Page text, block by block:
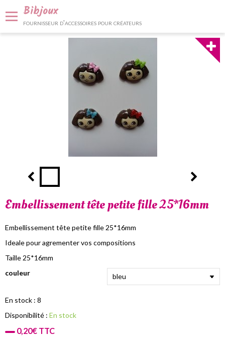
Bibjoux
fournisseur d'accessoires pour créateurs
Bijoux et décoration
Embellissement tête petite fille 25*16mm
Embellissement tête petite fille 25*16mm
Ideale pour agrementer vos compositions
Taille 25*16mm
couleur
En stock : 8
Disponibilité : En stock
0,20€ TTC